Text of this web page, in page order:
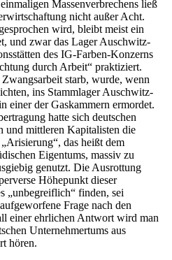
Massenverbrechens ließ
nicht außer Acht.
wird, bleibt meist ein
und zwar das Lager Auschwitz-
des IG-Farben-Konzerns
durch Arbeit“ praktiziert.
starb, wurde, wenn
ins Stammlager Auschwitz-
einer der Gaskammern ermordet.
hatte sich deutschen
und mittleren Kapitalisten die
das heißt dem
Eigentums, massiv zu
genutzt. Die Ausrottung
Höhepunkt dieser
„unbegreiflich“ finden, sei
Frage nach den
einer ehrlichen Antwort wird man
Unternehmertums aus
hören.